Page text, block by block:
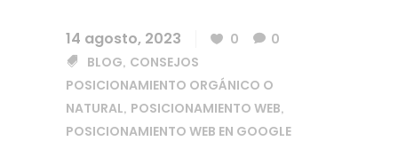
14 agosto, 2023 0
0
BLOG, CONSEJOS
POSICIONAMIENTO ORGÁNICO O
NATURAL, POSICIONAMIENTO WEB,
POSICIONAMIENTO WEB EN GOOGLE